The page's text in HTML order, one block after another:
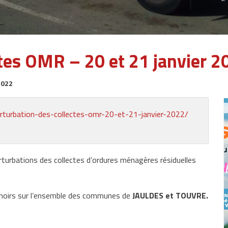
OMR – 20 et 21 janvier
des-collectes-omr-20-et-21-janvier-2022/
des collectes d’ordures ménagères résiduelles
sur l’ensemble des communes de JAULDES et TOUVRE.